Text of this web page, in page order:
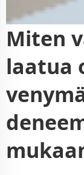
Miten
laatua